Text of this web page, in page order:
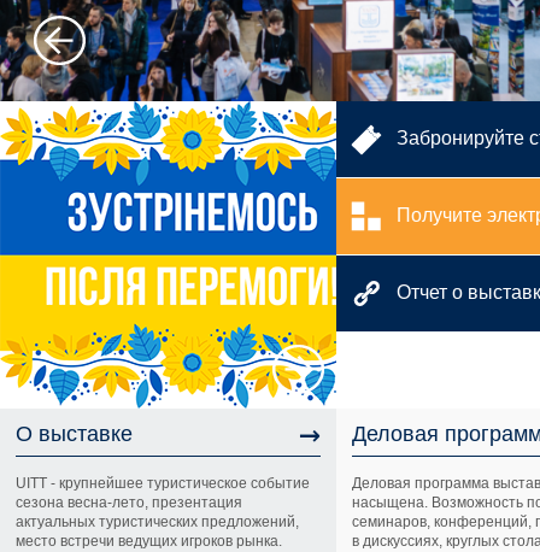
Забронируйте
Получите
Отчет о
→
О выставке
UITT - крупнейшее туристическое событие
сезона весна-лето, презентация
актуальных туристических предложений,
место встречи ведущих игроков рынка.
Деловая
Деловая программа
насыщена. Возможность
семинаров, конференций,
в дискуссиях, круглых